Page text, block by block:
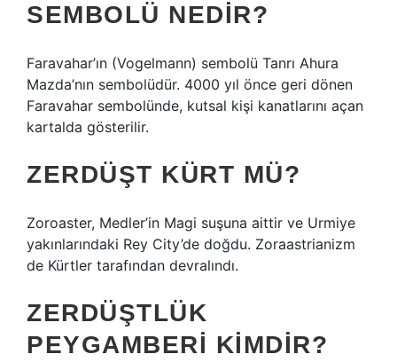
SEMBOLÜ NEDIR?
Faravahar’ın (Vogelmann) sembolü Tanrı Ahura
Mazda’nın sembolüdür. 4000 yıl önce geri dönen
Faravahar sembolünde, kutsal kişi kanatlarını açan
kartalda gösterilir.
ZERDÜŞT KÜRT MÜ?
Zoroaster, Medler’in Magi suşuna aittir ve Urmiye
yakınlarındaki Rey City’de doğdu. Zoraastrianizm
de Kürtler tarafından devralındı.
ZERDÜŞTLÜK
PEYGAMBERI KIMDIR?